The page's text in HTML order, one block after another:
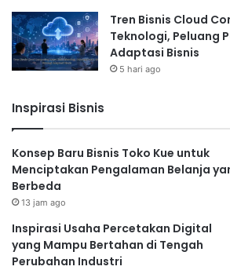
Tren Bisnis Cloud
Teknologi, Peluang
Adaptasi Bisnis
5 hari ago
Inspirasi Bisnis
Konsep Baru Bisnis Toko Kue untuk
Menciptakan Pengalaman Belanja
Berbeda
13 jam ago
Inspirasi Usaha Percetakan Digital
yang Mampu Bertahan di Tengah
Perubahan Industri